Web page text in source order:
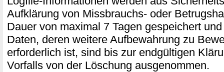
Aufklärung von Missbrauchs- oder
Dauer von maximal 7 Tagen gespeichert
Daten, deren weitere Aufbewahrung zu
erforderlich ist, sind bis zur endgültigen
Vorfalls von der Löschung ausgenommen.